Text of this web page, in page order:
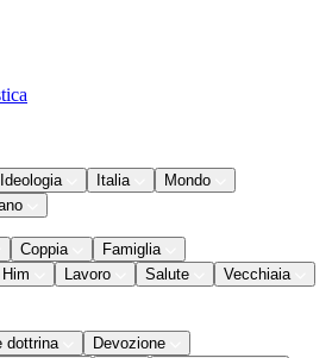
Ideologia Italia
Mondo
Coppia
Famiglia
Lavoro Salute
Vecchiaia
dottrina
Devozione